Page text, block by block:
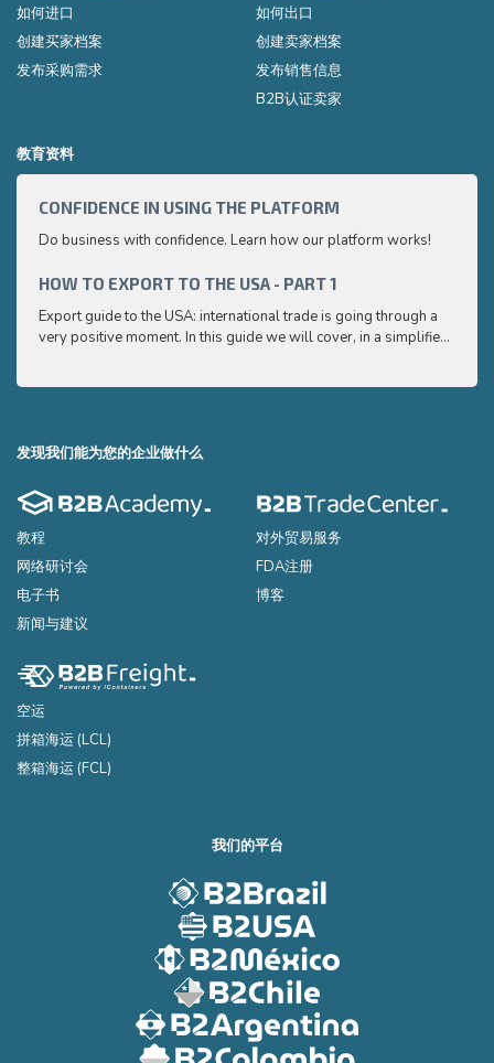
如何进口
创建买家档案
发布采购需求
如何出口
创建卖家档案
发布销售信息
B2B认证卖家
教育资料
CONFIDENCE IN USING THE PLATFORM
Do business with confidence. Learn how our platform works!
HOW TO EXPORT TO THE USA - PART 1
Export guide to the USA: international trade is going through a
very positive moment. In this guide we will cover, in a simplified
to
发现我们能为您的企业做什么
教程
网络研讨会
电子书
新闻与建议
对外贸易服务
FDA注册
博客
空运
拼箱海运 (LCL)
整箱海运 (FCL)
我们的平台